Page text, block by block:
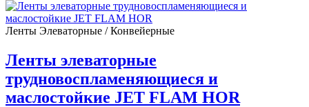
Ленты Элеваторные / Конвейерные
Ленты элеваторные
трудновоспламеняющиеся и
маслостойкие JET FLAM HOR